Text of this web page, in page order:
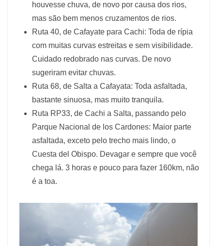
houvesse chuva, de novo por causa dos rios,
mas são bem menos cruzamentos de rios.
Ruta 40, de Cafayate para Cachi: Toda de rípia
com muitas curvas estreitas e sem visibilidade.
Cuidado redobrado nas curvas. De novo
sugeriram evitar chuvas.
Ruta 68, de Salta a Cafayata: Toda asfaltada,
bastante sinuosa, mas muito tranquila.
Ruta RP33, de Cachi a Salta, passando pelo
Parque Nacional de los Cardones: Maior parte
asfaltada, exceto pelo trecho mais lindo, o
Cuesta del Obispo. Devagar e sempre que você
chega lá. 3 horas e pouco para fazer 160km, não
é a toa.